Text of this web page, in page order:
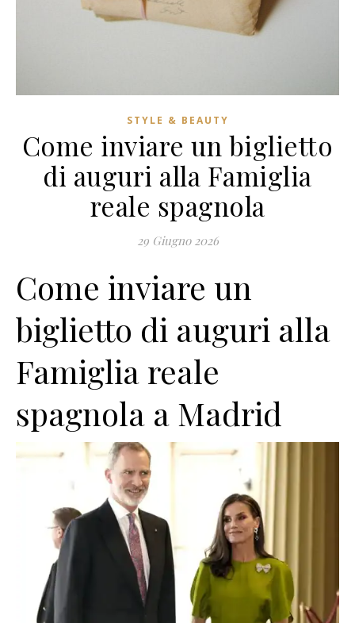
STYLE & BEAUTY
Come inviare un biglietto
di auguri alla Famiglia
reale spagnola
29 Giugno 2026
Come inviare un
biglietto di auguri alla
Famiglia reale
spagnola a Madrid